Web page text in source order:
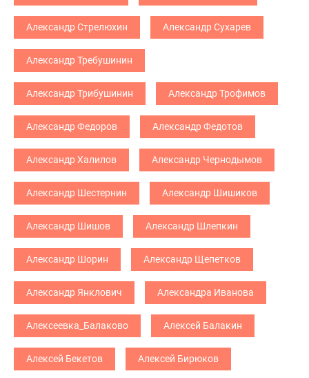
Александр Стрелюхин Александр Сухарев
Александр Требушинин
Александр Трибушинин Александр Трофимов
Александр Федоров Александр Федотов
Александр Халилов Александр Чернодымов
Александр Шестернин Александр Шишиков
Александр Шишов Александр Шлепкин
Александр Шорин Александр Щепетков
Александр Янклович Александра Иванова
Алексеевка_Балаково Алексей Балакин
Алексей Бекетов Алексей Бирюков